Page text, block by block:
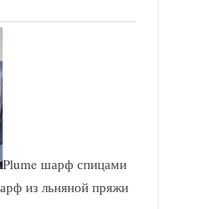
Plume шарф спицами
из льняной пряжи